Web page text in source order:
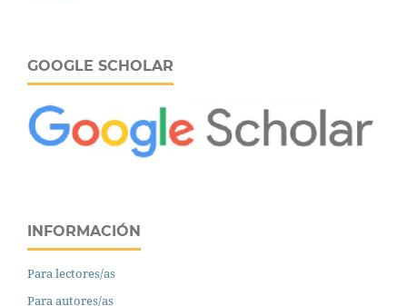
GOOGLE SCHOLAR
INFORMACIÓN
Para lectores/as
Para autores/as